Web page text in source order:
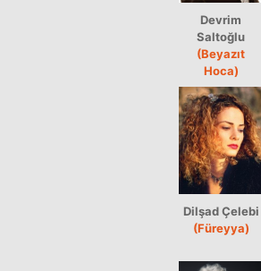
Devrim
Saltoğlu
(Beyazıt
Hoca)
Dilşad Çelebi
(Füreyya)